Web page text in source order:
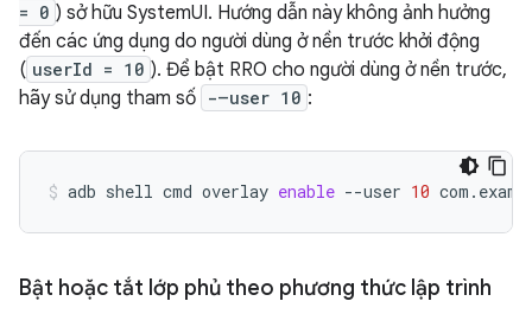
= 0 ) sở hữu SystemUI. Hướng dẫn này không ảnh hưởng
đến các ứng dụng do người dùng ở nền trước khởi động
( userId = 10 ). Để bật RRO cho người dùng ở nền trước,
hãy sử dụng tham số -–user 10 :
adb shell cmd overlay enable --user 10
Bật hoặc tắt lớp phủ theo phương thức lập trình